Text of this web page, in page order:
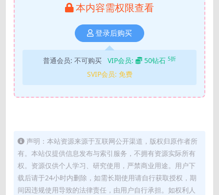
本内容需权限查看
登录后购买
普通会员: 不可购买 VIP会员: 50钻石 5折
SVIP会员: 免费
声明：本站资源来源于互联网公开渠道，版权归原作者所
有。本站仅提供信息发布与索引服务，不拥有资源实际所有
权。资源仅供个人学习、研究使用，严禁商业用途。用户下
载后请于24小时内删除，如需长期使用请自行获取授权，期
间因违规使用导致的法律责任，由用户自行承担。如权利人